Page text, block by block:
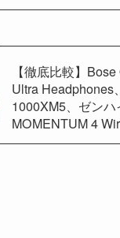
【徹底比較】
Ultra Headphones
1000XM5、ゼンハ
MOMENTUM 4